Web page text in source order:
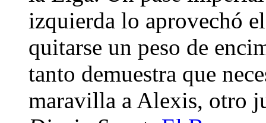
izquierda lo aprovechó
quitarse un peso de
tanto demuestra que
maravilla a Alexis, otro